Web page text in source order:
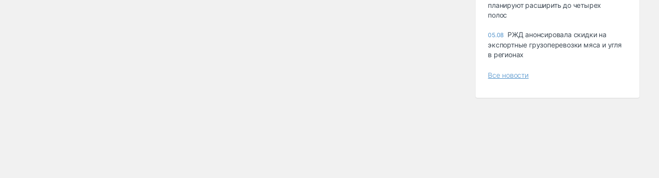
планируют расширить до четырех
полос
05.08 РЖД анонсировала скидки на
экспортные грузоперевозки мяса и угля
в регионах
Все новости